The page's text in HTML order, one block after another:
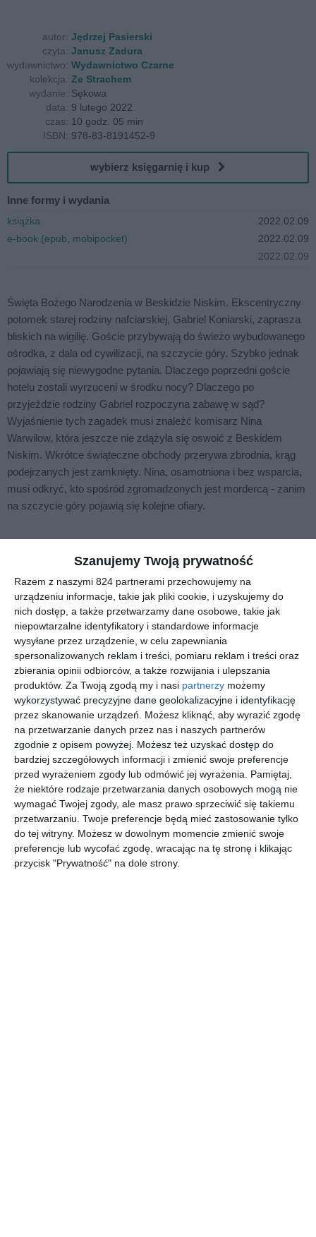
Szanujemy Twoją prywatność
Razem z naszymi 824 partnerami przechowujemy na
urządzeniu informacje, takie jak pliki cookie, i uzyskujemy do
nich dostęp, a także przetwarzamy dane osobowe, takie jak
niepowtarzalne identyfikatory i standardowe informacje
wysyłane przez urządzenie, w celu zapewniania
spersonalizowanych reklam i treści, pomiaru reklam i treści oraz
zbierania opinii odbiorców, a także rozwijania i ulepszania
produktów. Za Twoją zgodą my i nasi partnerzy możemy
wykorzystywać precyzyjne dane geolokalizacyjne i identyfikację
przez skanowanie urządzeń. Możesz kliknąć, aby wyrazić zgodę
na przetwarzanie danych przez nas i naszych partnerów
zgodnie z opisem powyżej. Możesz też uzyskać dostęp do
bardziej szczegółowych informacji i zmienić swoje preferencje
przed wyrażeniem zgody lub odmówić jej wyrażenia. Pamiętaj,
że niektóre rodzaje przetwarzania danych osobowych mogą nie
wymagać Twojej zgody, ale masz prawo sprzeciwić się takiemu
przetwarzaniu. Twoje preferencje będą mieć zastosowanie tylko
do tej witryny. Możesz w dowolnym momencie zmienić swoje
preferencje lub wycofać zgodę, wracając na tę stronę i klikając
przycisk "Prywatność" na dole strony.
autor: Jędrzej Pasierski
czyta: Janusz Zadura
wydawnictwo: Wydawnictwo Czarne
kolekcja: Ze Strachem
wydanie: Sękowa
data: 9 lutego 2022
czas: 10 godz. 05 min
ISBN: 978-83-8191452-9
wybierz księgarnię i kup
Inne formy i wydania
książka
2022.02.09
e-book (epub, mobipocket)
2022.02.09
2022.02.09
Święta Bożego Narodzenia w Beskidzie Niskim. Ekscentryczny
potomek starej rodziny nafciarskiej, Gabriel Koniarski, zaprasza
bliskich na wigilię. Goście przybywają do świeżo wybudowanego
ośrodka, z dala od cywilizacji, na szczycie góry. Szybko jednak
pojawiają się niewygodne pytania. Dlaczego poprzedni goście
hotelu zostali wyrzuceni w środku nocy? Dlaczego po
przyjeździe rodziny Gabriel rozpoczyna zabawę w sąd?
Wyjaśnienie tych zagadek musi znaleźć komisarz Nina
Warwiłow, która jeszcze nie zdążyła się oswoić z Beskidem
Niskim. Wkrótce świąteczne obchody przerywa zbrodnia, krąg
podejrzanych jest zamknięty. Nina, osamotniona i bez wsparcia,
musi odkryć, kto spośród zgromadzonych jest mordercą - zanim
na szczycie góry pojawią się kolejne ofiary.
Na sąsiedniej półce
[ książka, audiobook,
e-book ]
Roztopy
Jędrzej Pasierski
[ książka, audiobook,
e-book ]
Kły
Jędrzej Pasierski
[ książka, audiobook,
e-book ]
Źródło
Jędrzej Pasierski
Wodnik
Jędrzej Pasierski
[ książka, audiobook,
e-book ]
Dom bez
klamek
Jędrzej Pasierski
[ książka, audiobook,
e-book ]
Martwy
klif
Jędrzej Pasierski
[ książka, audiobook,
e-book ]
Kłamczuc
h
Jędrzej Pasierski
[ książka, audiobook,
e-book ]
Czerwony
świt
Jędrzej Pasierski